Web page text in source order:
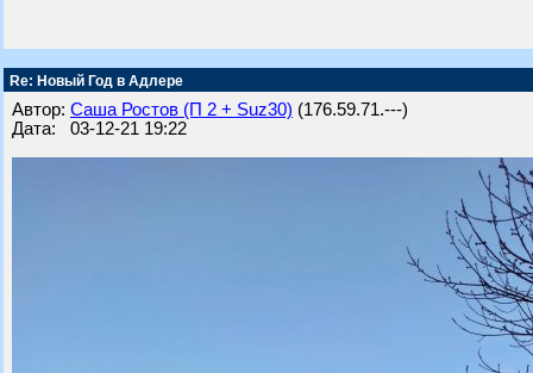
Re: Новый Год в Адлере
Автор: Саша Ростов (П 2 + Suz30) (176.59.71.---)
Дата: 03-12-21 19:22